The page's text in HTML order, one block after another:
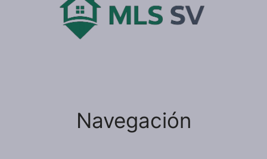
Navegación